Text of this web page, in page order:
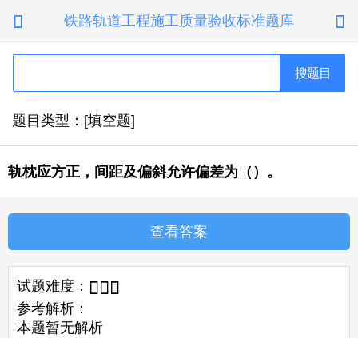
 铁路轨道工程施工质量验收标准题库 
搜题目
题目类型：[填空题]
轨枕应方正，间距及偏斜允许偏差为（）。
查看答案
试题难度：   
参考解析：
本题暂无解析